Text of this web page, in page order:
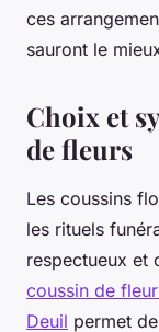
ces
sauront le
Choix et
de fleurs
Les coussins
les rituels
respectueux et
coussin de
Deuil permet